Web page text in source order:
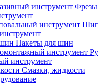
Пакеты для шин
инструмент
Смазки, жидкости